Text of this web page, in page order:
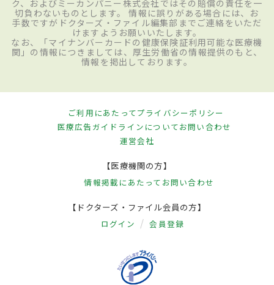
ク、およびミーカンパニー株式会社ではその賠償の責任を一
切負わないものとします。 情報に誤りがある場合には、お
手数ですがドクターズ・ファイル編集部までご連絡をいただ
けますようお願いいたします。
なお、「マイナンバーカードの健康保険証利用可能な医療機
関」の情報につきましては、厚生労働省の情報提供のもと、
情報を掲出しております。
ご利用にあたってプライバシーポリシー
医療広告ガイドラインについてお問い合わせ
運営会社
【医療機関の方】
情報掲載にあたって お問い合わせ
【ドクターズ・ファイル会員の方】
ログイン 会員登録